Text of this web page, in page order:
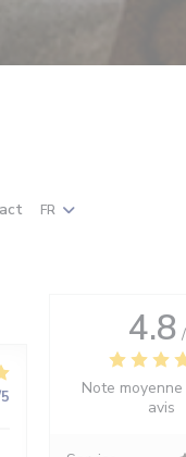
FR
4.8
Note
avis